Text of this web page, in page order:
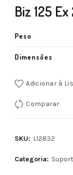
Biz 125
Peso
Dimensões
Adicionar à
Comparar
SKU: L12832
Categoria: